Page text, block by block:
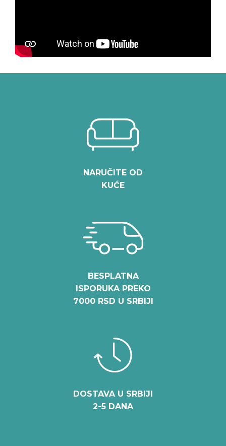
NARUČITE OD
KUĆE
BESPLATNA
ISPORUKA PREKO
7000 RSD U SRBIJI
DOSTAVA U SRBIJI
2-5 DANA